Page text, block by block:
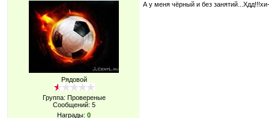
Рядовой
Группа: Провереные
Сообщений: 5
Награды: 0
А у меня чёрный и без